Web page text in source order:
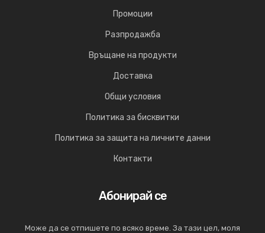
Промоции
Разпродажба
Връщане на продукти
Доставка
Общи условия
Политика за бисквитки
Политика за защита на личните данни
Контакти
Абонирай се
Може да се отпишете по всяко време. За тази цел, моля